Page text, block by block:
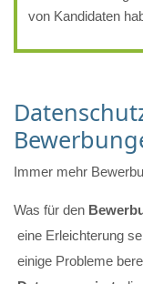
von Kandidaten
Immer mehr
Was für den
eine Erleichterung
einige Probleme